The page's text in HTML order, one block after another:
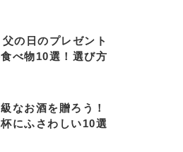
父の日のプレゼント
べ物10選！選び方
なお酒を贈ろう！
にふさわしい10選